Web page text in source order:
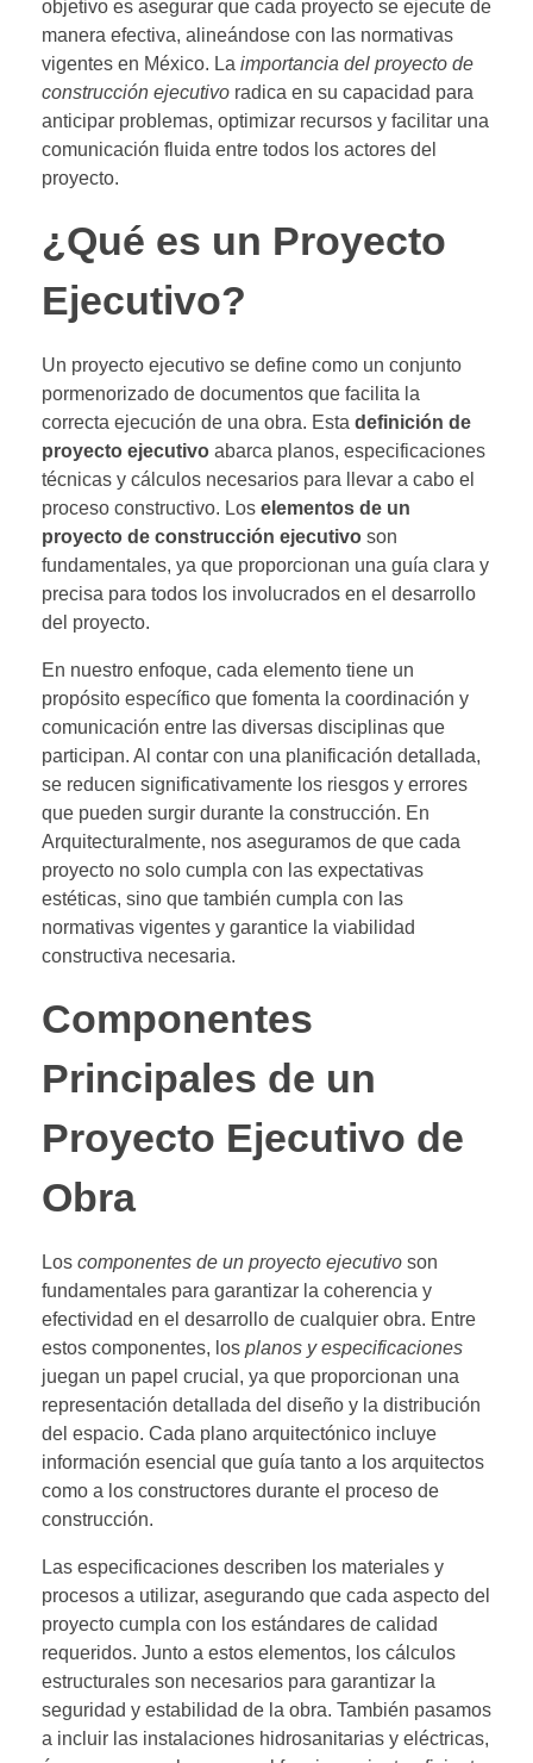
objetivo es asegurar que cada proyecto se ejecute de
manera efectiva, alineándose con las normativas
vigentes en México. La importancia del proyecto de
construcción ejecutivo radica en su capacidad para
anticipar problemas, optimizar recursos y facilitar una
comunicación fluida entre todos los actores del
proyecto.
¿Qué es un Proyecto
Ejecutivo?
Un proyecto ejecutivo se define como un conjunto
pormenorizado de documentos que facilita la
correcta ejecución de una obra. Esta definición de
proyecto ejecutivo abarca planos, especificaciones
técnicas y cálculos necesarios para llevar a cabo el
proceso constructivo. Los elementos de un
proyecto de construcción ejecutivo son
fundamentales, ya que proporcionan una guía clara y
precisa para todos los involucrados en el desarrollo
del proyecto.
En nuestro enfoque, cada elemento tiene un
propósito específico que fomenta la coordinación y
comunicación entre las diversas disciplinas que
participan. Al contar con una planificación detallada,
se reducen significativamente los riesgos y errores
que pueden surgir durante la construcción. En
Arquitecturalmente, nos aseguramos de que cada
proyecto no solo cumpla con las expectativas
estéticas, sino que también cumpla con las
normativas vigentes y garantice la viabilidad
constructiva necesaria.
Componentes
Principales de un
Proyecto Ejecutivo de
Obra
Los componentes de un proyecto ejecutivo son
fundamentales para garantizar la coherencia y
efectividad en el desarrollo de cualquier obra. Entre
estos componentes, los planos y especificaciones
juegan un papel crucial, ya que proporcionan una
representación detallada del diseño y la distribución
del espacio. Cada plano arquitectónico incluye
información esencial que guía tanto a los arquitectos
como a los constructores durante el proceso de
construcción.
Las especificaciones describen los materiales y
procesos a utilizar, asegurando que cada aspecto del
proyecto cumpla con los estándares de calidad
requeridos. Junto a estos elementos, los cálculos
estructurales son necesarios para garantizar la
seguridad y estabilidad de la obra. También pasamos
a incluir las instalaciones hidrosanitarias y eléctricas,